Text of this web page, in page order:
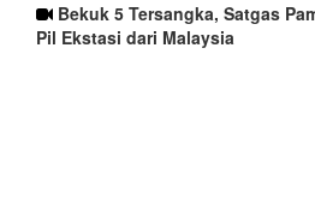
Bekuk 5 Tersangka, Satgas
Pil Ekstasi dari Malaysia